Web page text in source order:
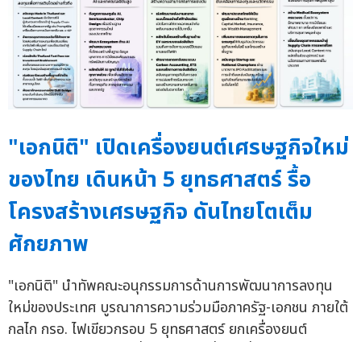
"เอกนิติ" เปิดเครื่องยนต์เศรษฐกิจใหม่
ของไทย เดินหน้า 5 ยุทธศาสตร์ รื้อ
โครงสร้างเศรษฐกิจ ดันไทยโตเต็ม
ศักยภาพ
"เอกนิติ" นำทัพคณะอนุกรรมการด้านการพัฒนาการลงทุน
ใหม่ของประเทศ บูรณาการความร่วมมือภาครัฐ-เอกชน ภายใต้
กลไก กรอ. ไฟเขียวกรอบ 5 ยุทธศาสตร์ ยกเครื่องยนต์